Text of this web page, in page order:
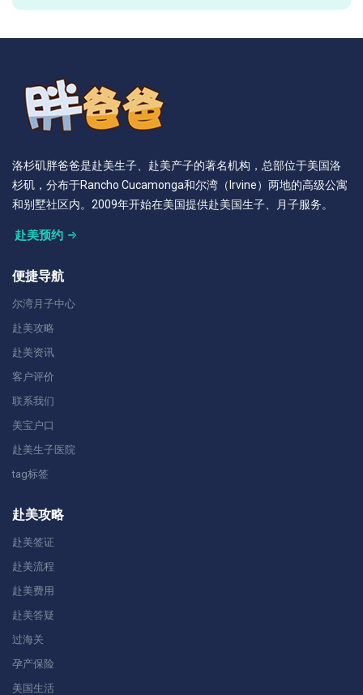
洛杉矶胖爸爸是赴美生子、赴美产子的著名机构，总部位于美国洛
杉矶，分布于Rancho Cucamonga和尔湾（Irvine）两地的高级公寓
和别墅社区内。2009年开始在美国提供赴美国生子、月子服务。
赴美预约
便捷导航
尔湾月子中心
赴美攻略
赴美资讯
客户评价
联系我们
美宝户口
赴美生子医院
tag标签
赴美攻略
赴美签证
赴美流程
赴美费用
赴美答疑
过海关
孕产保险
美国生活